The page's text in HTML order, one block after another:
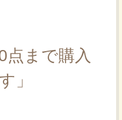
まで購入
」